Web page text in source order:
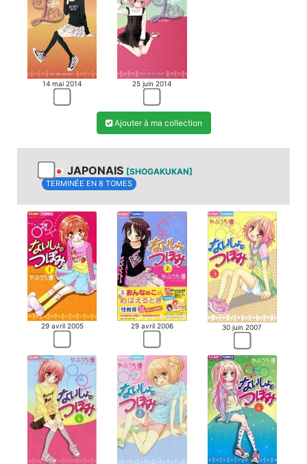
14 mai 2014 25 juin 2014
Ajouter à ma collection
JAPONAIS [SHOGAKUKAN]
TERMINÉE EN 8 TOMES
29 avril 2005 29 avril 2006 30 juin 2007